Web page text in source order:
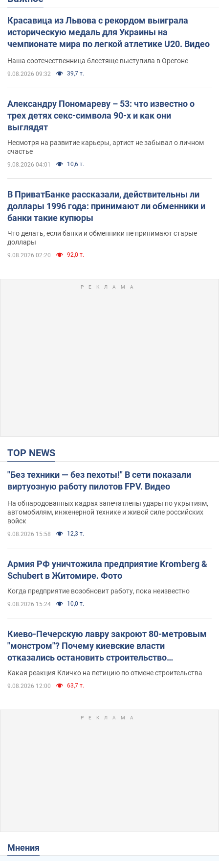
Красавица из Львова с рекордом выиграла
историческую медаль для Украины на
чемпионате мира по легкой атлетике U20. Видео
Наша соотечественница блестяще выступила в Орегоне
9.08.2026 09:32 39,7 т.
Александру Пономареву – 53: что известно о
трех детях секс-символа 90-х и как они
выглядят
Несмотря на развитие карьеры, артист не забывал о личном
счастье
9.08.2026 04:01 10,6 т.
В ПриватБанке рассказали, действительны ли
доллары 1996 года: принимают ли обменники и
банки такие купюры
Что делать, если банки и обменники не принимают старые
доллары
9.08.2026 02:20 92,0 т.
TOP NEWS
"Без техники — без пехоты!" В сети показали
виртуозную работу пилотов FPV. Видео
На обнародованных кадрах запечатлены удары по укрытиям,
автомобилям, инженерной технике и живой силе российских
войск
9.08.2026 15:58 12,3 т.
Армия РФ уничтожила предприятие Kromberg &
Schubert в Житомире. Фото
Когда предприятие возобновит работу, пока неизвестно
9.08.2026 15:24 10,0 т.
Киево-Печерскую лавру закроют 80-метровым
"монстром"? Почему киевские власти
отказались остановить строительство
небоскреба "московского верующего"
Какая реакция Кличко на петицию по отмене строительства
9.08.2026 12:00 63,7 т.
Мнения